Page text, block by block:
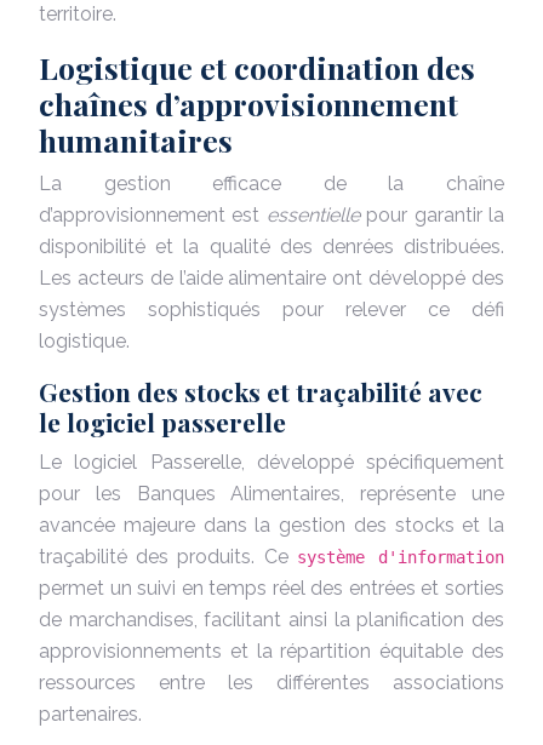
territoire.
Logistique et coordination des
chaînes d’approvisionnement
humanitaires
La gestion efficace de la chaîne
d’approvisionnement est essentielle pour garantir la
disponibilité et la qualité des denrées distribuées.
Les acteurs de l’aide alimentaire ont développé des
systèmes sophistiqués pour relever ce défi
logistique.
Gestion des stocks et traçabilité avec
le logiciel passerelle
Le logiciel Passerelle, développé spécifiquement
pour les Banques Alimentaires, représente une
avancée majeure dans la gestion des stocks et la
traçabilité des produits. Ce système d'information
permet un suivi en temps réel des entrées et sorties
de marchandises, facilitant ainsi la planification des
approvisionnements et la répartition équitable des
ressources entre les différentes associations
partenaires.